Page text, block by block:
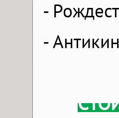
-
-